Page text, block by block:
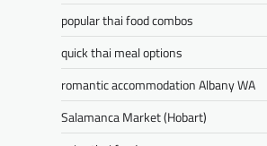
popular thai food combos
quick thai meal options
romantic accommodation Albany WA
Salamanca Market (Hobart)